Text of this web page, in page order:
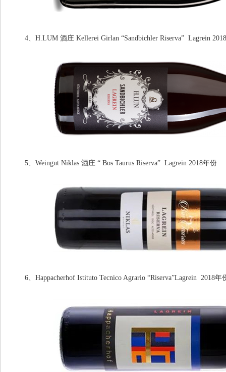
4、H.LUM 酒庄 Kellerei Girlan “Sandbichler Riserva” Lagrein
5、Weingut Niklas 酒庄 “ Bos Taurus Riserva” Lagrein 2018年份
6、Happacherhof Istituto Tecnico Agrario “Riserva”Lagrein 2018年